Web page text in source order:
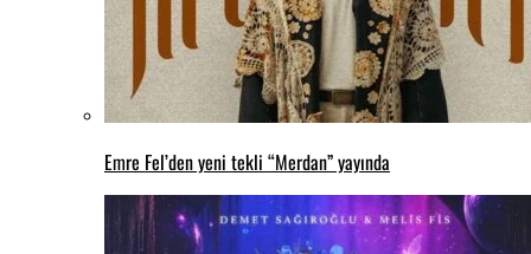
Emre Fel’den yeni tekli “Merdan” yayında